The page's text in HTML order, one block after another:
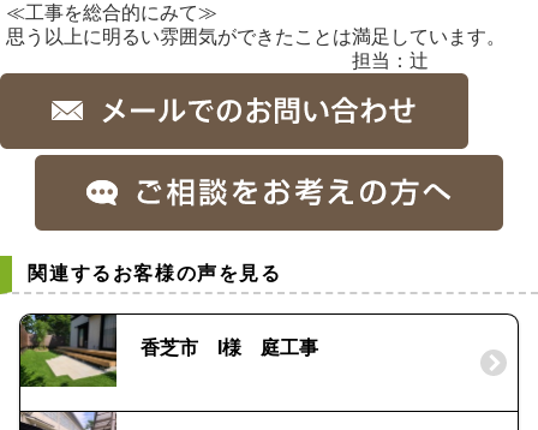
≪工事を総合的にみて≫
思う以上に明るい雰囲気ができたことは満足しています。
担当：辻
関連するお客様の声を見る
香芝市 I様 庭工事